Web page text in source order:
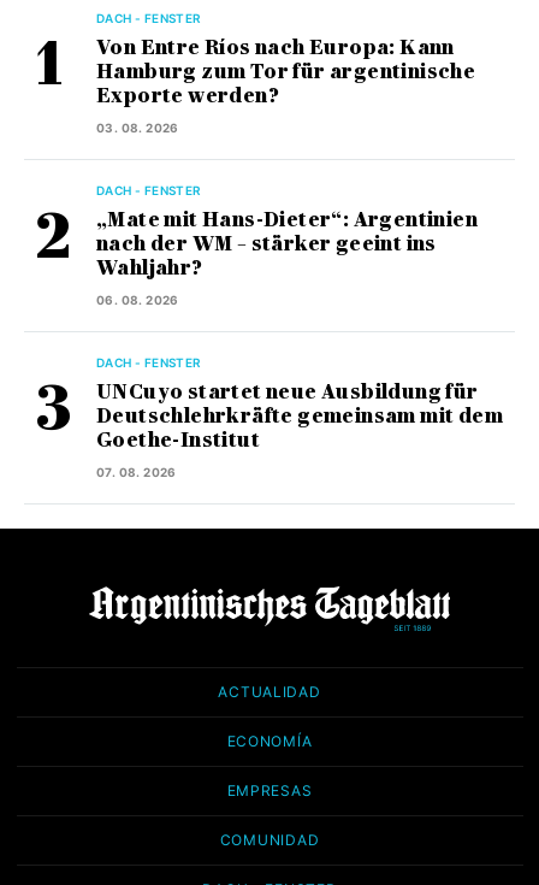
DACH - FENSTER
Von Entre Ríos nach Europa: Kann
Hamburg zum Tor für argentinische
Exporte werden?
03. 08. 2026
DACH - FENSTER
„Mate mit Hans-Dieter“: Argentinien
nach der WM – stärker geeint ins
Wahljahr?
06. 08. 2026
DACH - FENSTER
UNCuyo startet neue Ausbildung für
Deutschlehrkräfte gemeinsam mit dem
Goethe-Institut
07. 08. 2026
ACTUALIDAD
ECONOMÍA
EMPRESAS
COMUNIDAD